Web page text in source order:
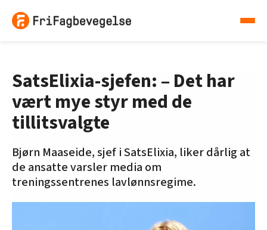
SatsElixia-sjefen: – Det har
vært mye styr med de
tillitsvalgte
Bjørn Maaseide, sjef i SatsElixia, liker dårlig at
de ansatte varsler media om
treningssentrenes lavlønnsregime.